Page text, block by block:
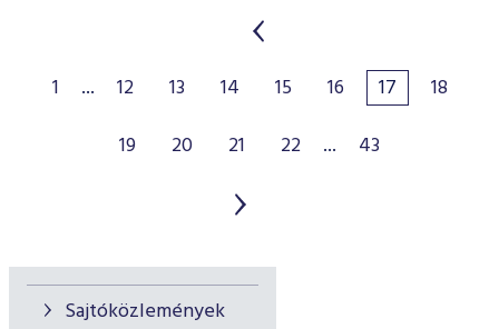
Sajtóközlemények
1 ... 12 13 14 15 16 17
18
19
20 21 22 ... 43